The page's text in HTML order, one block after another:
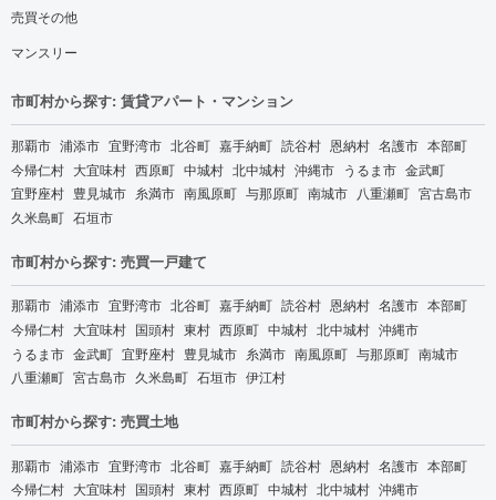
売買その他
マンスリー
市町村から探す: 賃貸アパート・マンション
那覇市 浦添市 宜野湾市 北谷町 嘉手納町 読谷村 恩納村 名護市 本部町
今帰仁村 大宜味村 西原町 中城村 北中城村 沖縄市 うるま市 金武町
宜野座村 豊見城市 糸満市 南風原町 与那原町 南城市 八重瀬町 宮古島市
久米島町 石垣市
市町村から探す: 売買一戸建て
那覇市 浦添市 宜野湾市 北谷町 嘉手納町 読谷村 恩納村 名護市 本部町
今帰仁村 大宜味村 国頭村 東村 西原町 中城村 北中城村 沖縄市
うるま市 金武町 宜野座村 豊見城市 糸満市 南風原町 与那原町 南城市
八重瀬町 宮古島市 久米島町 石垣市 伊江村
市町村から探す: 売買土地
那覇市 浦添市 宜野湾市 北谷町 嘉手納町 読谷村 恩納村 名護市 本部町
今帰仁村 大宜味村 国頭村 東村 西原町 中城村 北中城村 沖縄市